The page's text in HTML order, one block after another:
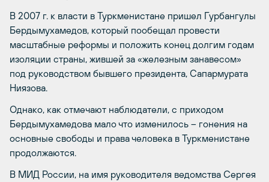
В 2007 г. к власти в Туркменистане пришел Гурбангулы
Бердымухамедов, который пообещал провести
масштабные реформы и положить конец долгим годам
изоляции страны, жившей за «железным занавесом»
под руководством бывшего президента, Сапармурата
Ниязова.
Однако, как отмечают наблюдатели, с приходом
Бердымухамедова мало что изменилось – гонения на
основные свободы и права человека в Туркменистане
продолжаются.
В МИД России, на имя руководителя ведомства Сергея